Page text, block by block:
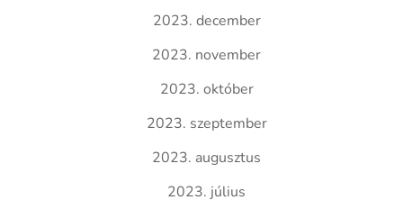
2023. december
2023. november
2023. október
2023. szeptember
2023. augusztus
2023. július